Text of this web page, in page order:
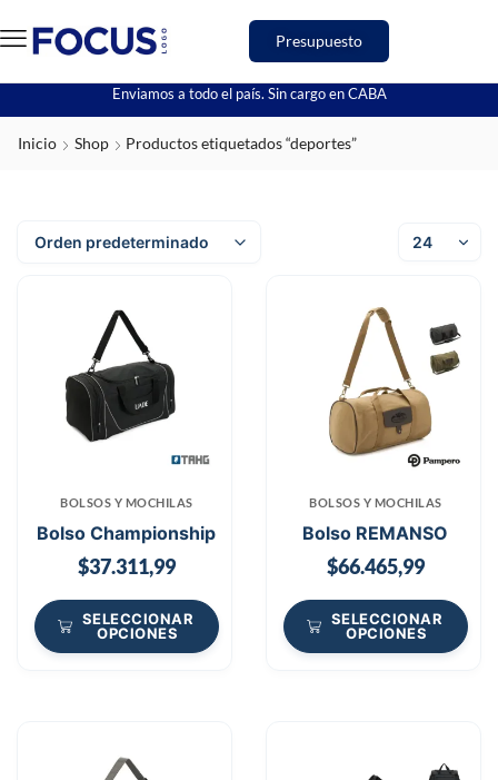
Presupuesto
Enviamos a todo el país. Sin cargo en CABA
Inicio Shop Productos etiquetados “deportes”
BOLSOS Y MOCHILAS
Bolso Championship
$37.311,99
SELECCIONAR
OPCIONES
BOLSOS Y MOCHILAS
Bolso REMANSO
$66.465,99
SELECCIONAR
OPCIONES